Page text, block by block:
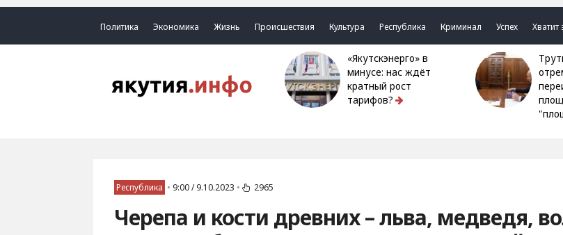
Политика Экономика Жизнь Происшествия Культура Республика Криминал Успех Хватит
«Якутскэнерго» в
минусе: нас ждёт
кратный рост
тарифов?
Трутнев назвал
Республика • 9:00 / 9.10.2023 • 2965
Черепа и кости древних – льва, медведя,